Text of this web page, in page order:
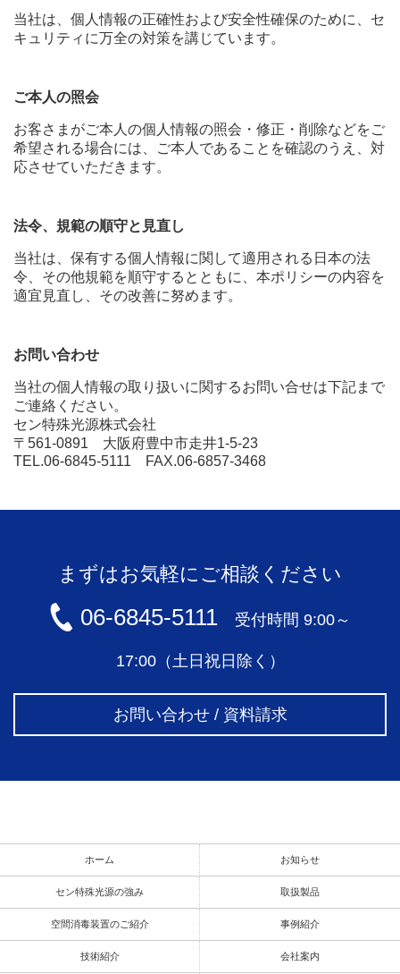
当社は、個人情報の正確性および安全性確保のために、セ
キュリティに万全の対策を講じています。
ご本人の照会
お客さまがご本人の個人情報の照会・修正・削除などをご
希望される場合には、ご本人であることを確認のうえ、対
応させていただきます。
法令、規範の順守と見直し
当社は、保有する個人情報に関して適用される日本の法
令、その他規範を順守するとともに、本ポリシーの内容を
適宜見直し、その改善に努めます。
お問い合わせ
当社の個人情報の取り扱いに関するお問い合せは下記まで
ご連絡ください。
セン特殊光源株式会社
〒561-0891 大阪府豊中市走井1-5-23
TEL.06-6845-5111 FAX.06-6857-3468
まずはお気軽にご相談ください
06-6845-5111 受付時間 9:00～
17:00（土日祝日除く）
お問い合わせ / 資料請求
ホーム お知らせ
セン特殊光源の強み 取扱製品
空間消毒装置のご紹介 事例紹介
技術紹介 会社案内